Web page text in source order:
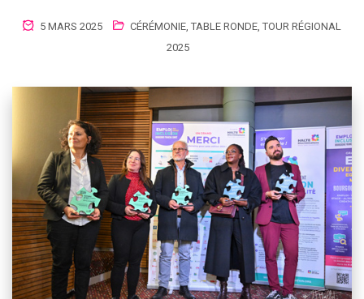
5 MARS 2025 CÉRÉMONIE TABLE RONDE TOUR RÉGIONAL
2025